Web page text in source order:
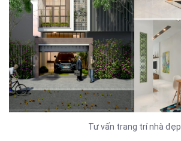
Tư vấn trang trí nhà đẹp